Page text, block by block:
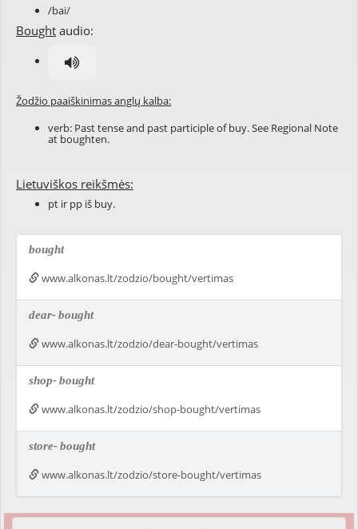
/bai/
Bought audio:
Žodžio paaiškinimas anglų kalba:
verb: Past tense and past participle ofbuy. See Regional Note
at boughten.
Lietuviškos reikšmės:
pt ir pp iš buy.
bought
www.alkonas.lt/zodzio/bought/vertimas
dear-bought
www.alkonas.lt/zodzio/dear-bought/vertimas
shop-bought
www.alkonas.lt/zodzio/shop-bought/vertimas
store-bought
www.alkonas.lt/zodzio/store-bought/vertimas